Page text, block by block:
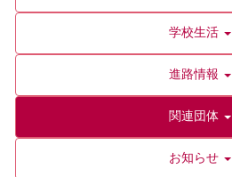
学校生活
進路情報
関連団体
お知らせ